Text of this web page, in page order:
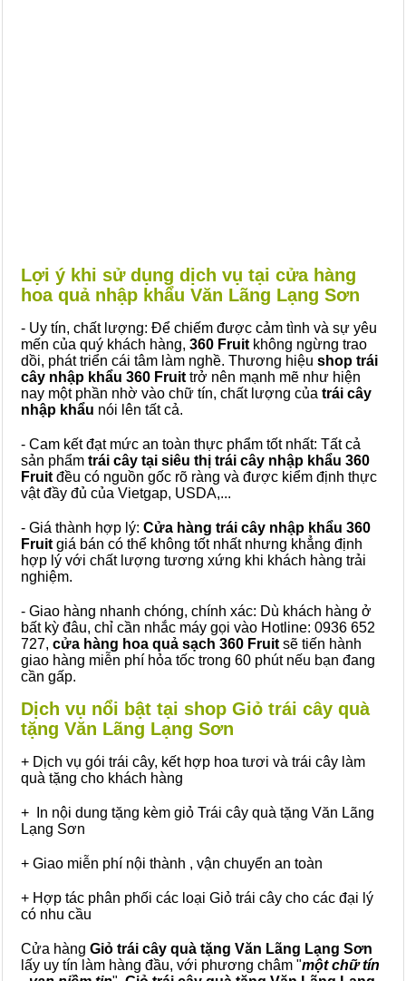
Lợi ý khi sử dụng dịch vụ tại cửa hàng
hoa quả nhập khẩu Văn Lãng Lạng Sơn
- Uy tín, chất lượng: Để chiếm được cảm tình và sự yêu
mến của quý khách hàng, 360 Fruit không ngừng trao
dồi, phát triển cái tâm làm nghề. Thương hiệu shop trái
cây nhập khẩu 360 Fruit trở nên mạnh mẽ như hiện
nay một phần nhờ vào chữ tín, chất lượng của trái cây
nhập khẩu nói lên tất cả.
- Cam kết đạt mức an toàn thực phẩm tốt nhất: Tất cả
sản phẩm trái cây tại siêu thị trái cây nhập khẩu 360
Fruit đều có nguồn gốc rõ ràng và được kiểm định thực
vật đầy đủ của Vietgap, USDA,...
- Giá thành hợp lý: Cửa hàng trái cây nhập khẩu 360
Fruit giá bán có thể không tốt nhất nhưng khẳng định
hợp lý với chất lượng tương xứng khi khách hàng trải
nghiệm.
- Giao hàng nhanh chóng, chính xác: Dù khách hàng ở
bất kỳ đâu, chỉ cần nhắc máy gọi vào Hotline: 0936 652
727, cửa hàng hoa quả sạch 360 Fruit sẽ tiến hành
giao hàng miễn phí hỏa tốc trong 60 phút nếu bạn đang
cần gấp.
Dịch vụ nổi bật tại shop Giỏ trái cây quà
tặng Văn Lãng Lạng Sơn
+ Dịch vụ gói trái cây, kết hợp hoa tươi và trái cây làm
quà tặng cho khách hàng
+ In nội dung tặng kèm giỏ Trái cây quà tặng Văn Lãng
Lạng Sơn
+ Giao miễn phí nội thành , vận chuyển an toàn
+ Hợp tác phân phối các loại Giỏ trái cây cho các đại lý
có nhu cầu
Cửa hàng Giỏ trái cây quà tặng Văn Lãng Lạng Sơn
lấy uy tín làm hàng đầu, với phương châm "một chữ tín